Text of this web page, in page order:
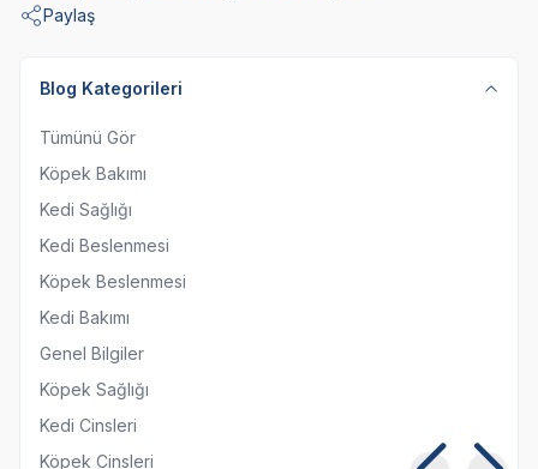
Paylaş
Blog Kategorileri
Tümünü Gör
Köpek Bakımı
Kedi Sağlığı
Kedi Beslenmesi
Köpek Beslenmesi
Kedi Bakımı
Genel Bilgiler
Köpek Sağlığı
Kedi Cinsleri
Köpek Cinsleri